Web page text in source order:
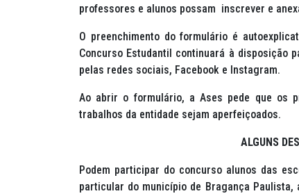
professores e alunos possam inscrever e
O preenchimento do formulário é
Concurso Estudantil continuará à disposição
pelas redes sociais, Facebook e
Ao abrir o formulário, a Ases pede que os
trabalhos da entidade sejam aperfeiçoados.
ALGUNS
Podem participar do concurso alunos das
particular do município de Bragança